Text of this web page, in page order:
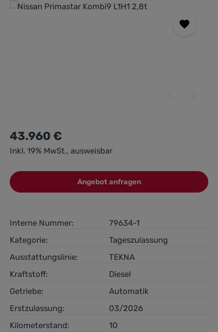
Bildergalerie überspringen
43.960 €
Inkl. 19% MwSt., ausweisbar
Angebot anfragen
Interne Nummer:
79634-1
Kategorie:
Tageszulassung
Ausstattungslinie:
TEKNA
Kraftstoff:
Diesel
Getriebe:
Automatik
Erstzulassung:
03/2026
Kilometerstand:
10